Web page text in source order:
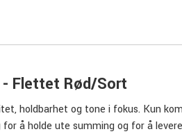
- Flettet Rød/Sort
holdbarhet og tone i fokus. Kun
å holde ute summing og for å